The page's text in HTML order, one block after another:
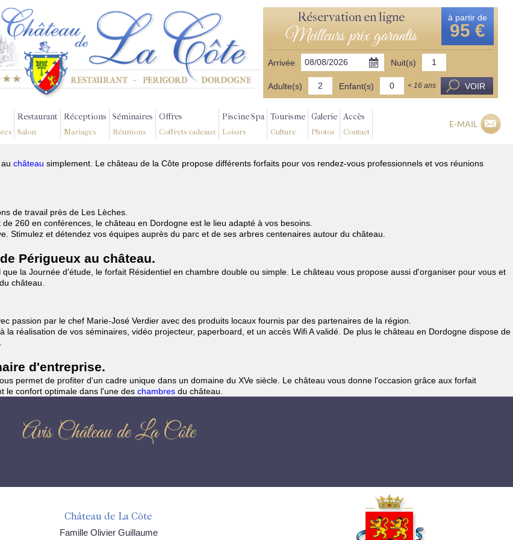
Réservation en ligne
Meilleurs prix garantis
à partir de
95 €
Arrivée Nuit(s)
Adulte(s) Enfant(s) < 16 ans VOIR
Restaurant
Salon
Réceptions
Mariages
Séminaires
Réunions
Offres
Coffrets cadeaux
Piscine Spa
Loisirs
Tourisme
Culture
Galerie
Photos
Accès
Contact
E-MAIL
château simplement. Le château de la Côte propose différents forfaits pour vos rendez-vous professionnels et vos réunions
de travail près de Les Lèches.
260 en conférences, le château en Dordogne est le lieu adapté à vos besoins.
Stimulez et détendez vos équipes auprès du parc et de ses arbres centenaires autour du château.
Périgueux au château.
la Journée d'étude, le forfait Résidentiel en chambre double ou simple. Le château vous propose aussi d'organiser pour vous et
château.
passion par le chef Marie-José Verdier avec des produits locaux fournis par des partenaires de la région.
réalisation de vos séminaires, vidéo projecteur, paperboard, et un accès Wifi A validé. De plus le château en Dordogne dispose de
d'entreprise.
permet de profiter d'un cadre unique dans un domaine du XVe siècle. Le château vous donne l'occasion grâce aux forfait
le confort optimale dans l'une des chambres du château.
Avis Château de La Côte
Château de La Côte
Famille Olivier Guillaume